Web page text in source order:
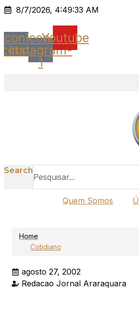
Ir
o
conteúdo
8/7/2026, 4:49:33 AM
Icon-Icon-
instagram-
1
Youtube
Search
Quem Somos
Home
Cotidiano
agosto 27, 2002
Redacao Jornal Araraquara